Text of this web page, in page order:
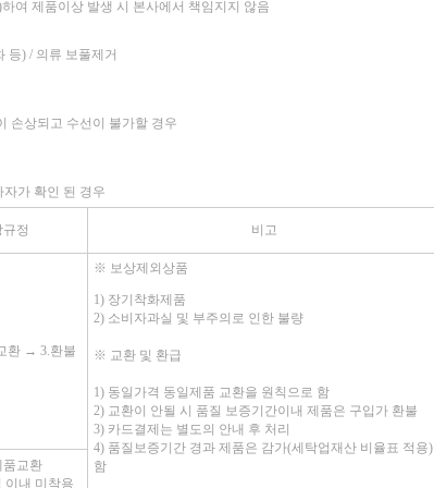
여 제품이상 발생 시 본사에서 책임지지 않음
등) / 의류 보풀제거
손상되고 수선이 불가할 경우
가 확인 된 경우
규정 비고
환 → 3.환불
※ 보상제외상품
1) 장기착화제품
2) 소비자과실 및 부주의로 인한 불량
※ 교환 및 환급
1) 동일가격 동일제품 교환을 원칙으로 함
2) 교환이 안될 시 품질 보증기간이내 제품은 구입가 환불
3) 카드결제는 별도의 안내 후 처리
4) 품질보증기간 경과 제품은 감가(세탁업재산 비율표 적용)
함
품교환
이내 미착용